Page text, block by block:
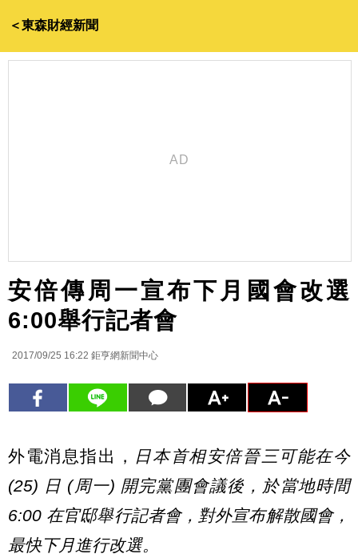
＜東森財經新聞
安倍傳周一宣布下月國會改選
6:00舉行記者會
2017/09/25 16:22 鉅亨網新聞中心
外電消息指出， 日本首相安倍晉三可能在今
(25) 日 (周一) 開完黨團會議後，於當地時間
6:00 在官邸舉行記者會，對外宣布解散國會，
最快下月進行改選。